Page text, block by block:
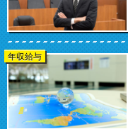
年収給与